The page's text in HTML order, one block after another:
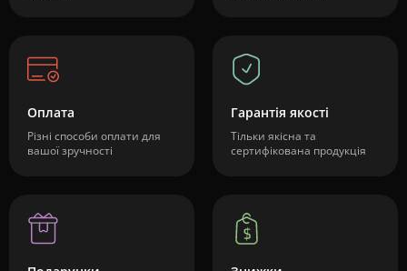
Оплата
Різні способи оплати для
вашої зручності
Гарантія якості
Тільки якісна та
сертифікована продукція